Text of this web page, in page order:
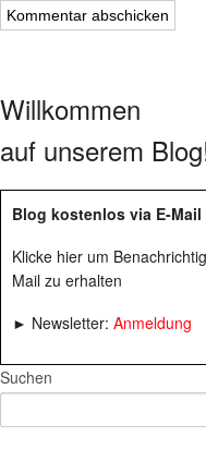
Willkommen
auf unserem
Blog kostenlos via E-
Klicke hier um
Mail zu erhalten
► Newsletter: Anmeldung
Suchen